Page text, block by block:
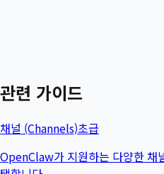
관련 가이드
채널 (Channels)초급
OpenClaw가 지원하는 다양한 채